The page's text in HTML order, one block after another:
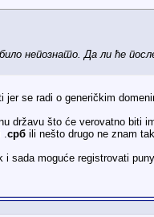
непознато. Да ли ће
se radi o generičkim
državu što će verovatno biti
.србili nešto drugo ne znam
sada moguće registrovati